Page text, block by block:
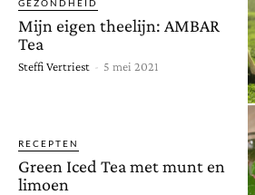
GEZONDHEID
Mijn eigen theelijn: AMBAR
Tea
Steffi Vertriest - 5 mei 2021
RECEPTEN
Green Iced Tea met munt en
limoen